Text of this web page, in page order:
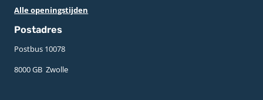
Alle openingstijden
Postadres
Postbus 10078 ­
8000 GB ­ Zwolle